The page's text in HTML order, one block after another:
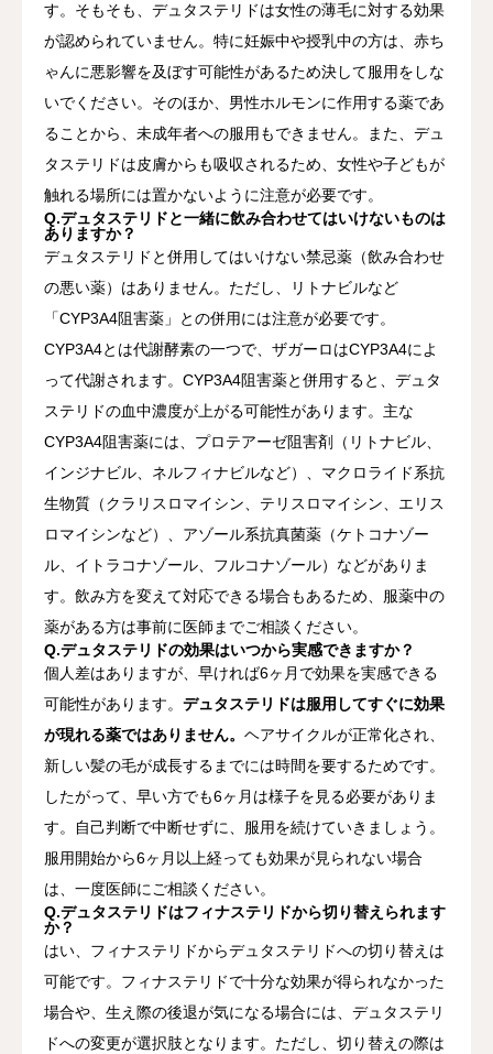
す。そもそも、デュタステリドは女性の薄毛に対する効果
が認められていません。特に妊娠中や授乳中の方は、赤ち
ゃんに悪影響を及ぼす可能性があるため決して服用をしな
いでください。そのほか、男性ホルモンに作用する薬であ
ることから、未成年者への服用もできません。また、デュ
タステリドは皮膚からも吸収されるため、女性や子どもが
触れる場所には置かないように注意が必要です。
Q.デュタステリドと一緒に飲み合わせてはいけないものは
ありますか？
デュタステリドと併用してはいけない禁忌薬（飲み合わせ
の悪い薬）はありません。ただし、リトナビルなど
「CYP3A4阻害薬」との併用には注意が必要です。
CYP3A4とは代謝酵素の一つで、ザガーロはCYP3A4によ
って代謝されます。CYP3A4阻害薬と併用すると、デュタ
ステリドの血中濃度が上がる可能性があります。主な
CYP3A4阻害薬には、プロテアーゼ阻害剤（リトナビル、
インジナビル、ネルフィナビルなど）、マクロライド系抗
生物質（クラリスロマイシン、テリスロマイシン、エリス
ロマイシンなど）、アゾール系抗真菌薬（ケトコナゾー
ル、イトラコナゾール、フルコナゾール）などがありま
す。飲み方を変えて対応できる場合もあるため、服薬中の
薬がある方は事前に医師までご相談ください。
Q.デュタステリドの効果はいつから実感できますか？
個人差はありますが、早ければ6ヶ月で効果を実感できる
可能性があります。 デュタステリドは服用してすぐに効果
が現れる薬ではありません。 ヘアサイクルが正常化され、
新しい髪の毛が成長するまでには時間を要するためです。
したがって、早い方でも6ヶ月は様子を見る必要がありま
す。自己判断で中断せずに、服用を続けていきましょう。
服用開始から6ヶ月以上経っても効果が見られない場合
は、一度医師にご相談ください。
Q.デュタステリドはフィナステリドから切り替えられます
か？
はい、フィナステリドからデュタステリドへの切り替えは
可能です。フィナステリドで十分な効果が得られなかった
場合や、生え際の後退が気になる場合には、デュタステリ
ドへの変更が選択肢となります。ただし、切り替えの際は